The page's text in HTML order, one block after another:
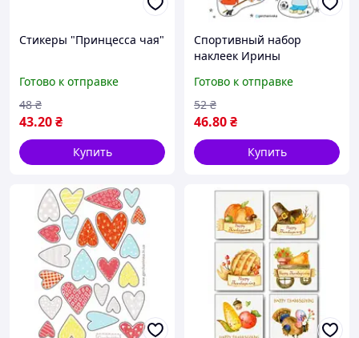
Стикеры "Принцесса чая"
Готово к отправке
43.20₴
48 ₴
Купить
Спортивный набор
наклеек Ирины
Готово к отправке
46.80₴
52 ₴
Купить